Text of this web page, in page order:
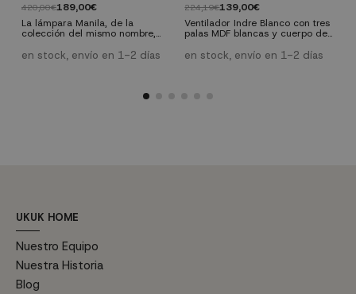
420,00€189,00€
La lámpara Manila, de la
colección del mismo nombre,
cm de alto, es ideal para
amplios espacios en donde
personalidad, calidad en su
en stock, envío en 1-2 días
224,19€139,00€
Ventilador Indre Blanco con tres
palas MDF blancas y cuerpo de
silencioso en su interior que
puedes controlar desde
en stock, envío en 1-2 días
UKUK HOME
Nuestro Equipo
Nuestra Historia
Blog